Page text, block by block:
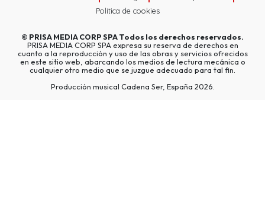
Política de cookies
© PRISA MEDIA CORP SPATodos los derechos reservados.
PRISA MEDIA CORP SPA expresa su reserva de derechos en
cuanto a la reproducción y uso de las obras y servicios ofrecidos
en este sitio web, abarcando los medios de lectura mecánica o
cualquier otro medio que se juzgue adecuado para tal fin.
Producción musical Cadena Ser, España 2026.